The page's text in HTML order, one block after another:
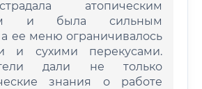
атопическим
и была сильным
ее меню ограничивалось
и сухими перекусами.
дали не только
знания о работе